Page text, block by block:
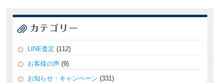
LINE査定 (112)
お客様の声 (9)
お知らせ・キャンペーン (331)